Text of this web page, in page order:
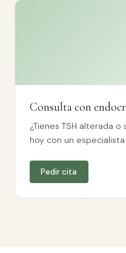
Consulta con
¿Tienes TSH alterada
hoy con un
Pedir cita